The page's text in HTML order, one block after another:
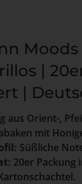
|
|
aus Orient-,
mit
Süßliche
20er Packung